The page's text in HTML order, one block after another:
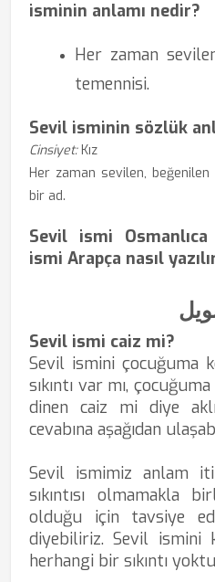
isminin anlamı nedir?
Her zaman
temennisi.
Sevil isminin sözlük
Cinsiyet:Kız
Her zaman sevilen, beğenilen
bir ad.
Sevil ismi
ismi Arapça nasıl
Sevil ismi caiz mi?
Sevil ismini çocuğuma
sıkıntı var mı,
dinen caiz mi diye
cevabına aşağıdan
Sevil ismimiz anlam
sıkıntısı olmamakla
olduğu için tavsiye
diyebiliriz. Sevil ismini
herhangi bir sıkıntı